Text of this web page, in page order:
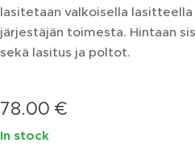
lasitetaan valkoisella lasitteella
järjestäjän toimesta. Hintaan
sekä lasitus ja poltot.
78.00 €
In stock